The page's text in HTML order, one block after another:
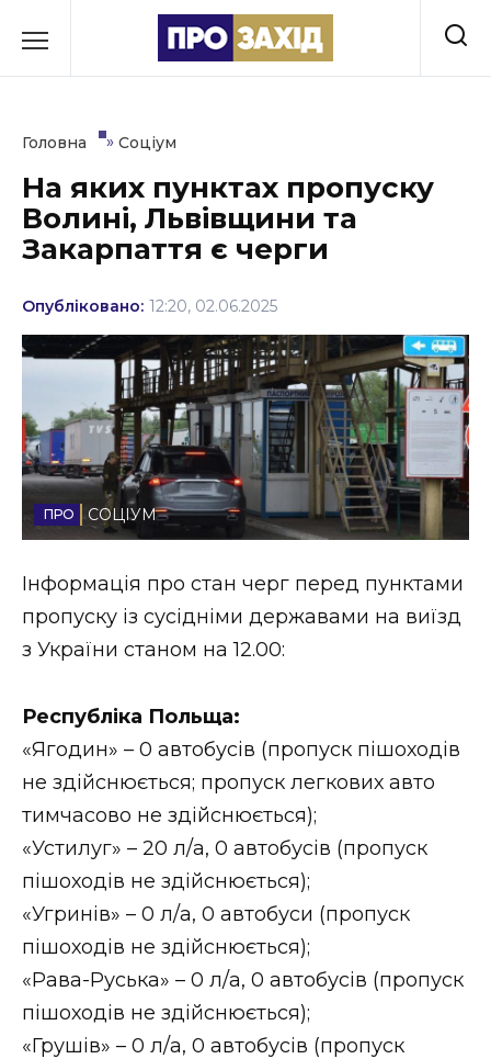
до
Культура
Освіта
Події
Політика
Соціум
Спорт
Стиль життя
Втрачений Ужгород (відеоверсія)
ЗАКАРПАТСЬКІ НОВИНИ
НОВИНИ ЗАХІДНОЇ УКРАЇНИ
ФОТО
ВІДЕО
Головна » Соціум
На яких пунктах пропуску
Волині, Львівщини та
Закарпаття є черги
Опубліковано: 12:20, 02.06.2025
СОЦІУМ
Інформація про стан черг перед пунктами
пропуску із сусідніми державами на виїзд
з України станом на 12.00:
Республіка Польща:
«Ягодин» – 0 автобусів (пропуск пішоходів
не здійснюється; пропуск легкових авто
тимчасово не здійснюється);
«Устилуг» – 20 л/а, 0 автобусів (пропуск
пішоходів не здійснюється);
«Угринів» – 0 л/а, 0 автобуси (пропуск
пішоходів не здійснюється);
«Рава-Руська» – 0 л/а, 0 автобусів (пропуск
пішоходів не здійснюється);
«Грушів» – 0 л/а, 0 автобусів (пропуск